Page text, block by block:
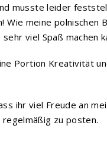
musste leider
Wie meine polnischen
viel Spaß machen
Portion Kreativität
ihr viel Freude an
zu posten.